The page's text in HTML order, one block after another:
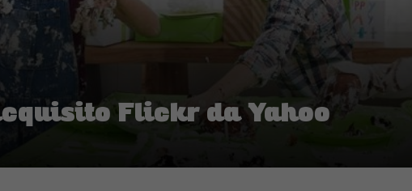
Flickr da Yahoo